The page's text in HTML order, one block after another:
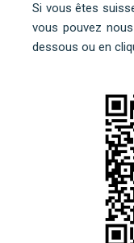
Si vous êtes
vous pouvez
dessous ou en